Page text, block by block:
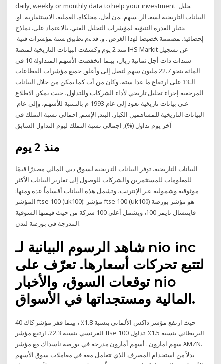
daily, weekly or monthly data to help your investment ﺤﻠﻴل
ﺍﻟﺒﻴﺎﻨﺎﺕ ﺍﻟﺘﺎﺭﻴﺨﻴﺔ ﻟﺴﻌ. ﺍﻟﺭ. ﺴﻬﻡ. ﻤﻥ ﺃﺠل. ﻤﺤﺎﻜﺎﺓ. ﺍﻟﻌﻤﻠﻴﺔ. ﺍﻻﺴﺘﺜﻤﺎﺭﻴﺔ. ﺍﻭ.
ﺨﺘﺒﺎﺭ ﺍﻟﻘﺩﺭﺓ ﺍﻟﺘﻨﺒﺅﻴﺔ ﻟﻤﺅﺸﺭﺍﺕ ﺍﻟﺘﺤﻠﻴل ﺍﻟﻔﻨﻲ. ﺒﺎﻻﻋﺘﻤﺎﺩ ﻋﻠﻰ. ﻨﻤﺎﺫﺝ
ﺇﺤﺼﺎﺌﻴﺔ. ﻤﺼﻤﻤﺔ ﺨﺼﻴﺼﺎ ﻟﻬﺫﺍ ﺍﻟﻐﺭﺽ . ﻭ. ﻗﺩ ﺘﻡ ﺘﻁﺒﻴﻕ ﺴﺘﺔ ﻤﺅﺸﺭﺍﺕ ﻓﻨﻴﺔ
منذ 2 يوم وكشفت البيانات التاريخية لمنصة IHS Markit عن تسجيل
سندات ذات أجل ثمانية ريال، بينما انخفضت الأسهم المتداولة 10 في
المائة بنحو 22.7 مليون سهم لتصل إلى وأغلق جميع مؤشرات القطاعات
الـ33 على ارتفاع ما عدا ستة، وكان من أب كما يمكن من خلال البيانات
المرجعية إجراء تحليل تاريخي لأداء الشركات وللتداول، حيث يمكن الاطلاع
على بيانات تاريخية تعود إلى عام 1993 م بالنسبة للأسهم، وإلى عام
البيانات التاريخية للمساهمين الكبار. البند, الإسم, اجمالي نسبة التملك في
منذ 2 يوم
البيانات التاريخية. توفر البيانات التاريخية لسوق دبي المالي مصدرًا قيمًا
للمعلومات للمستثمرين والشركات للوصول إلى تقارير البيانات الأكثر
موثوقية وشمولية عبر الإنترنت، وتشمل هذه البيانات أقساماً عدة ومنها:
المؤشر ftse 100 (uk100): مؤشر ftse 100 (uk100) هو مؤشر بورصة
فايننشال تايمز 100، ويشمل أعلى 100 شركة من حيث قيمتها السوقية
المدرجة في بورصة لندن.
شاهد الرسوم البيانية لـ ‎nio inc‎
لتتبع تحركات أسعارها. تعرّف على
توقعات السوق، والأخبار ‎nio‎
المالية ومستجداتها في الأسواق.
حيث ارتفع مؤشر داكس الألماني بنسبة 1.8٪ ، بينما قفز مؤشر كاك 40
الفرنسي بنسبة 2.3٪. ارتفع مؤشر ftse 100 البريطاني بنسبة 1.5٪. تداول
سهم امازون . أسهم أمازون مدرجة في بورصة ناسداك مع مؤشر AMZN.
بدلاً من استخدام المصرف الذي تتعامل معه في معاملات سوق الأسهم